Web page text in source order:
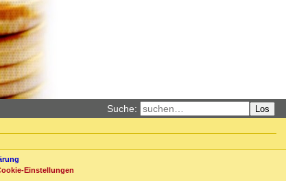
Suche: Los
Einstellungen